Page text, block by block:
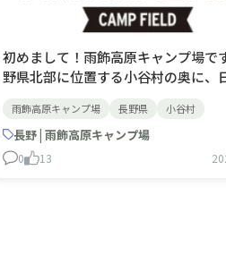
初めまして！雨飾高原キャンプ場で
野県北部に位置する小谷村の奥に、
やま)という山があります。その登山
にある雨飾高原キャンプ場は、冬は
て管理棟がまるっと埋まってしまう
雨飾高原キャンプ場 長野県 小谷村
長野 | 雨飾高原キャンプ場
0 13